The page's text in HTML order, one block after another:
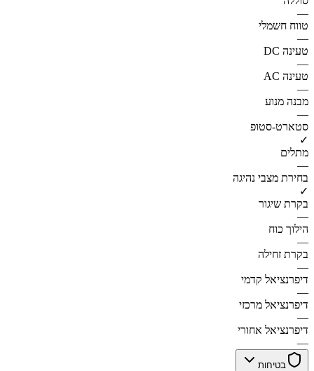
—
טווח חשמלי
—
טעינה DC
—
טעינה AC
—
מבנה מנוע
—
סטארט-סטופ
✓
מתלים
—
בחירת מצבי נהיגה
✓
בקרת שיגור
—
הילוך כוח
—
בקרת זחילה
—
דיפרנציאל קדמי
—
דיפרנציאל מרכזי
—
דיפרנציאל אחורי
—
בטיחות